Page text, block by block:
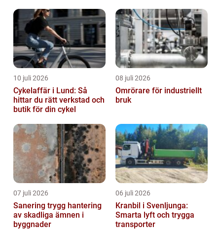
10 juli 2026
Cykelaffär i Lund: Så
hittar du rätt verkstad och
butik för din cykel
08 juli 2026
Omrörare för industriellt
bruk
07 juli 2026
Sanering trygg hantering
av skadliga ämnen i
byggnader
06 juli 2026
Kranbil i Svenljunga:
Smarta lyft och trygga
transporter